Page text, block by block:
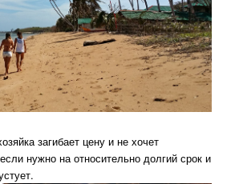
загибает цену и не хочет
нужно на относительно долгий срок и